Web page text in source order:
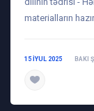
materialların
15 IYUL 2025 BAKI